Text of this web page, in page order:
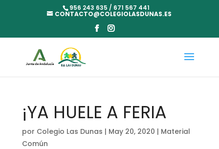
956 243 635 / 671 567 441
CONTACTO@COLEGIOLASDUNAS.ES
¡YA HUELE A FERIA
por Colegio Las Dunas | May 20, 2020 | Material
Común